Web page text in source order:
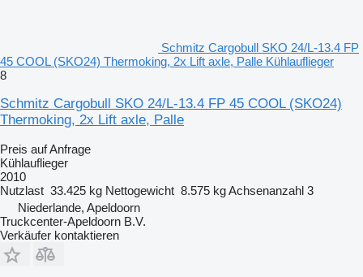
Schmitz Cargobull SKO 24/L-13.4 FP
45 COOL (SKO24) Thermoking, 2x Lift axle, Palle Kühlauflieger
8
Schmitz Cargobull SKO 24/L-13.4 FP 45 COOL (SKO24)
Thermoking, 2x Lift axle, Palle
Preis auf Anfrage
Kühlauflieger
2010
Nutzlast 33.425 kg Nettogewicht 8.575 kgAchsenanzahl 3
Niederlande, Apeldoorn
Truckcenter-Apeldoorn B.V.
Verkäufer kontaktieren